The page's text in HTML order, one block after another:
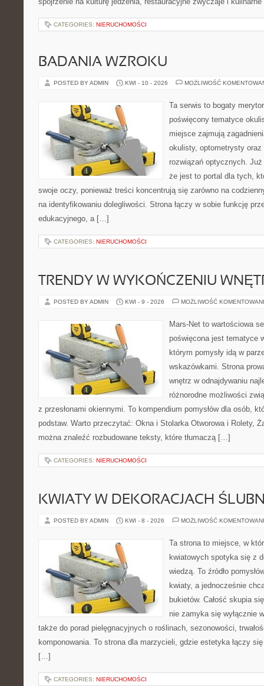
CATEGORIES: NIERUCHOMOŚCI
BADANIA WZROKU
POSTED BY ADMIN KWI - 10 - 2026 MOŻLIWOŚĆ
Ta serwis to bogaty
poświęcony tematyce
miejsce zajmują
okulisty, optometrysty oraz
rozwiązań optycznych.
że jest to portal dla tych,
swoje oczy, ponieważ treści koncentrują się zarówno na
na identyfikowaniu dolegliwości. Strona łączy w sobie funkcję
edukacyjnego, a […]
CATEGORIES: NIERUCHOMOŚCI
TRENDY W WYKOŃCZENIU
POSTED BY ADMIN KWI - 9 - 2026 MOŻLIWOŚĆ
Mars-Net to wartościowa
poświęcona jest tematyce
którym pomysły idą w
wskazówkami. Strona
wnętrz w odnajdywaniu
różnorodne możliwości
z przesłonami okiennymi. To kompendium pomysłów dla osób,
podstaw. Warto przeczytać: Okna i Stolarka Otworowa i Rolety,
można znaleźć rozbudowane teksty, które tłumaczą […]
CATEGORIES: NIERUCHOMOŚCI
KWIATY W DEKORACJACH
POSTED BY ADMIN KWI - 8 - 2026 MOŻLIWOŚĆ
Ta strona to miejsce, w
kwiatowych spotyka się z
wiedzą. To źródło
kwiaty, a jednocześnie
bukietów. Całość skupia
nie zamyka się wyłącznie
także do porad pielęgnacyjnych o roślinach, sezonowości,
komponowania. To strona dla marzycieli, gdzie estetyka łączy
[…]
CATEGORIES: NIERUCHOMOŚCI